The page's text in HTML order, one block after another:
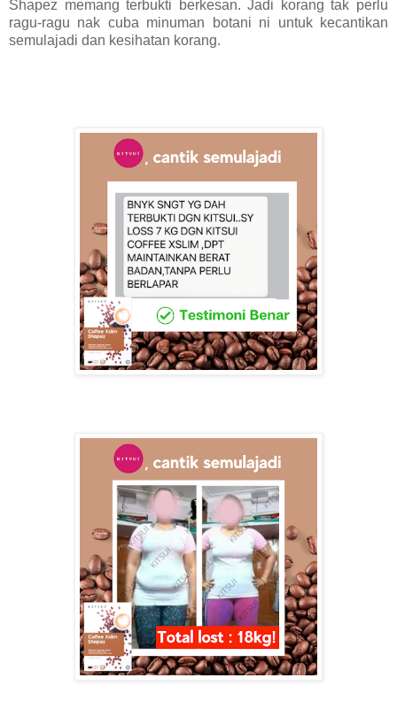
Shapez memang terbukti berkesan. Jadi korang tak perlu
ragu-ragu nak cuba minuman botani ni untuk kecantikan
semulajadi dan kesihatan korang.